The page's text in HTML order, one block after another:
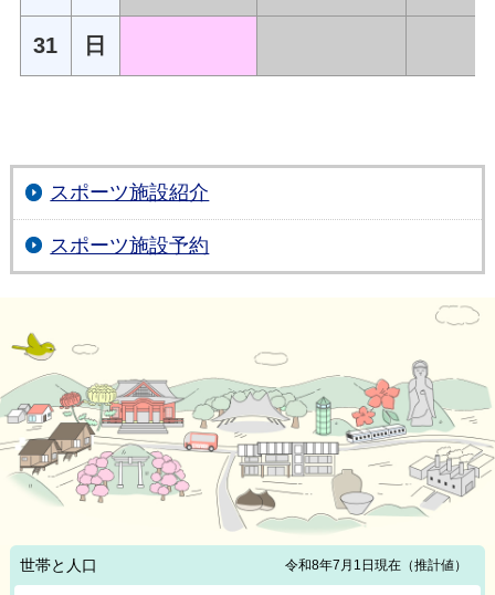
31 日
スポーツ施設紹介
スポーツ施設予約